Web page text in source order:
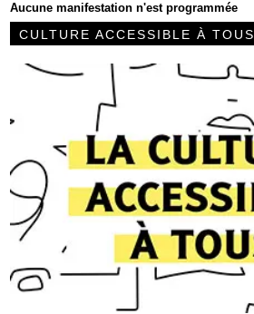
Aucune manifestation n'est programmée
CULTURE ACCESSIBLE À TOUS